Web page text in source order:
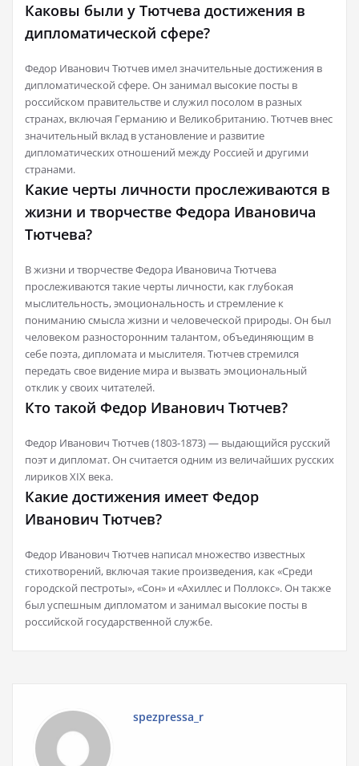
Каковы были у Тютчева достижения в
дипломатической сфере?
Федор Иванович Тютчев имел значительные достижения в
дипломатической сфере. Он занимал высокие посты в
российском правительстве и служил посолом в разных
странах, включая Германию и Великобританию. Тютчев внес
значительный вклад в установление и развитие
дипломатических отношений между Россией и другими
странами.
Какие черты личности прослеживаются в
жизни и творчестве Федора Ивановича
Тютчева?
В жизни и творчестве Федора Ивановича Тютчева
прослеживаются такие черты личности, как глубокая
мыслительность, эмоциональность и стремление к
пониманию смысла жизни и человеческой природы. Он был
человеком разносторонним талантом, объединяющим в
себе поэта, дипломата и мыслителя. Тютчев стремился
передать свое видение мира и вызвать эмоциональный
отклик у своих читателей.
Кто такой Федор Иванович Тютчев?
Федор Иванович Тютчев (1803-1873) — выдающийся русский
поэт и дипломат. Он считается одним из величайших русских
лириков XIX века.
Какие достижения имеет Федор
Иванович Тютчев?
Федор Иванович Тютчев написал множество известных
стихотворений, включая такие произведения, как «Среди
городской пестроты», «Сон» и «Ахиллес и Поллокс». Он также
был успешным дипломатом и занимал высокие посты в
российской государственной службе.
spezpressa_r